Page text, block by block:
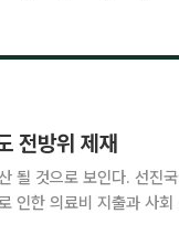
전방위 제재
규제 확대와 비만세 부과 등을 한국에
지출과 사회 경제적 부담이